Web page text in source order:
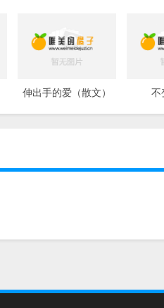
伸出手的爱（散文） 不